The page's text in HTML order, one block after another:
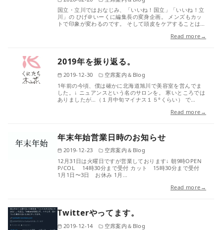
国立・立川ではおなじみ、「いいね！国立」「いいね！立
川」の ひげ＠いーくに編集長の変身企画。 メンズもカッ
トで印象が変わるのです。 そして頭皮をケアすることは…
Read more→
2019年を振り返る。
2019-12-30
空席案内＆Blog
1年前の今頃、僕は確かに北海道旭川で美容室を営んでま
した。↓ ニュアンスという名のサロンを。 寒いところでは
ありましたが…（１月中旬マイナス１５°くらい） で…
Read more→
年末年始営業日時のお知らせ
2019-12-23
空席案内＆Blog
12月31日は火曜日ですが営業しております↓ 朝9時OPEN
P/COL 14時30分まで受付 カット 15時30分まで受付
1月1日〜3日 お休み 1月…
Read more→
Twitterやってます。
2019-12-14
空席案内＆Blog